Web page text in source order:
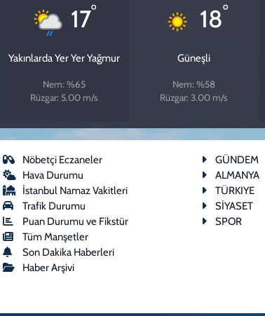
17°
Yakınlarda Yer Yer Yağmur
Nem: %65
Rüzgar: 5.00 m/s
18°
Güneşli
Nem: %58
Rüzgar: 3.00 m/s
Nöbetçi Eczaneler
Hava Durumu
İstanbul Namaz Vakitleri
Trafik Durumu
Puan Durumu ve Fikstür
Tüm Manşetler
Son Dakika Haberleri
Haber Arşivi
GÜNDEM
ALMANYA
TÜRKIYE
SİYASET
SPOR